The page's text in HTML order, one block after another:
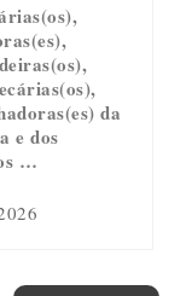
da
e dos
…